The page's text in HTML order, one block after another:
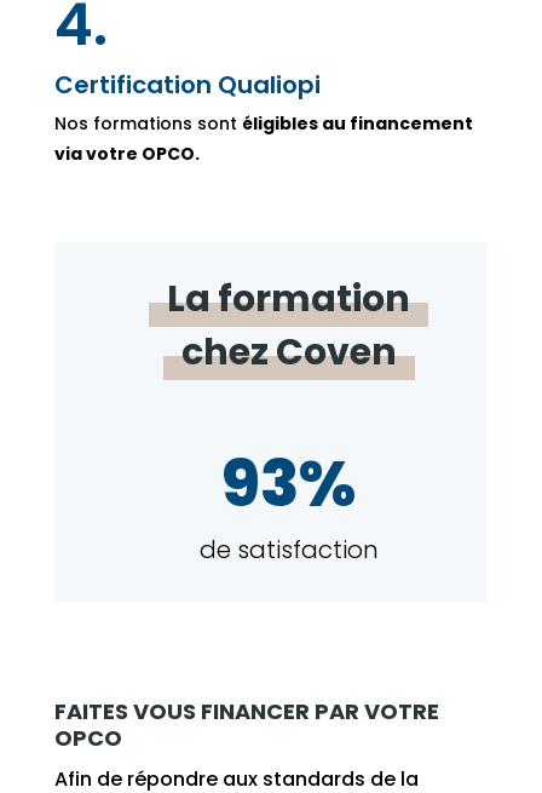
4.
Certification Qualiopi
Nos formations sont éligibles au financement
via votre OPCO.
La formation
chez Coven
93%
de satisfaction
FAITES VOUS FINANCER PAR VOTRE
OPCO
Afin de répondre aux standards de la